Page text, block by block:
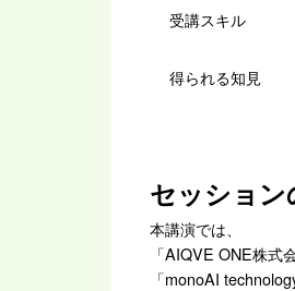
受講スキル
得られる知見
セッション
本講演では、
「AIQVE ONE株
「monoAI